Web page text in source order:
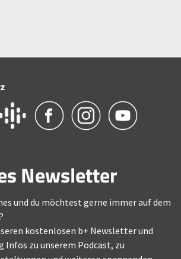
Newsletter
und du möchtest gerne immer auf dem
kostenlosen b+ Newsletter und
zu unserem Podcast, zu